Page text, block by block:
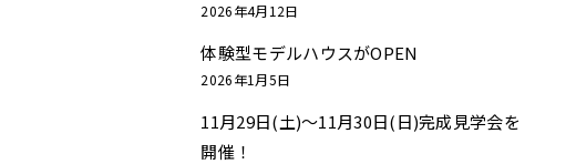
2026年4月12日
体験型モデルハウスがOPEN
2026年1月5日
11月29日(土)～11月30日(日)完成見学会を
開催！